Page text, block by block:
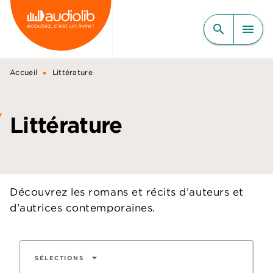
MENU RECHERCHE
CONTENU
PIED DE PAGE
search menu
Accueil • Littérature
Littérature
Découvrez les romans et récits d’auteurs et
d’autrices contemporaines.
SÉLECTIONS arrow_drop_down